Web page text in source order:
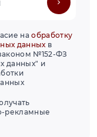
наобработку
данныхв
№152-ФЗ
данных" и
рекламные